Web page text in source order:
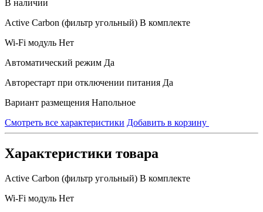
В наличии
Active Carbon (фильтр угольный) В комплекте
Wi-Fi модуль Нет
Автоматический режим Да
Авторестарт при отключении питания Да
Вариант размещения Напольное
Смотреть все характеристики Добавить в корзину
Характеристики товара
Active Carbon (фильтр угольный) В комплекте
Wi-Fi модуль Нет